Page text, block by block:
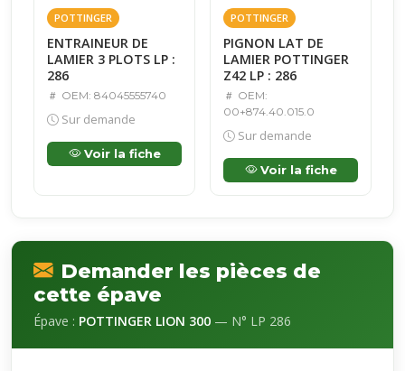
POTTINGER
ENTRAINEUR DE
LAMIER 3 PLOTS LP :
286
OEM: 84045555740
Sur demande
Voir la fiche
POTTINGER
PIGNON LAT DE
LAMIER POTTINGER
Z42 LP : 286
OEM:
00+874.40.015.0
Sur demande
Voir la fiche
Demander les pièces de
cette épave
Épave : POTTINGER LION 300 — N° LP 286